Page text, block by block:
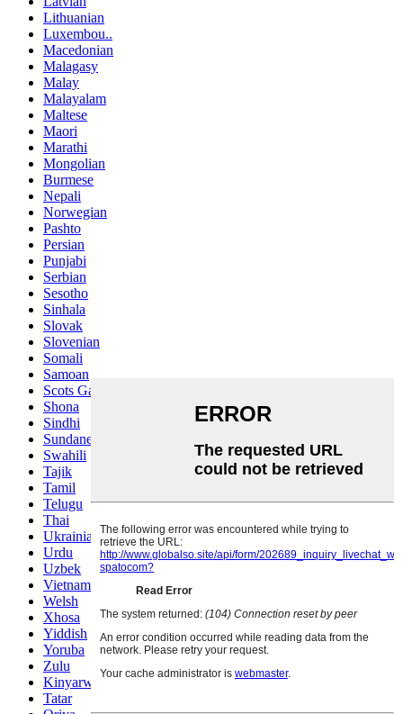
Lithuanian
Luxembou..
Macedonian
Malagasy
Malay
Malayalam
Maltese
Maori
Marathi
Mongolian
Burmese
Nepali
Norwegian
Pashto
Persian
Punjabi
Serbian
Sesotho
Sinhala
Slovak
Slovenian
Somali
Samoan
Scots Gaelic
Shona
Sindhi
Sundanese
Swahili
Tajik
Tamil
Telugu
Thai
Ukrainian
Urdu
Uzbek
Vietnamese
Welsh
Xhosa
Yiddish
Yoruba
Zulu
Kinyarwanda
Tatar